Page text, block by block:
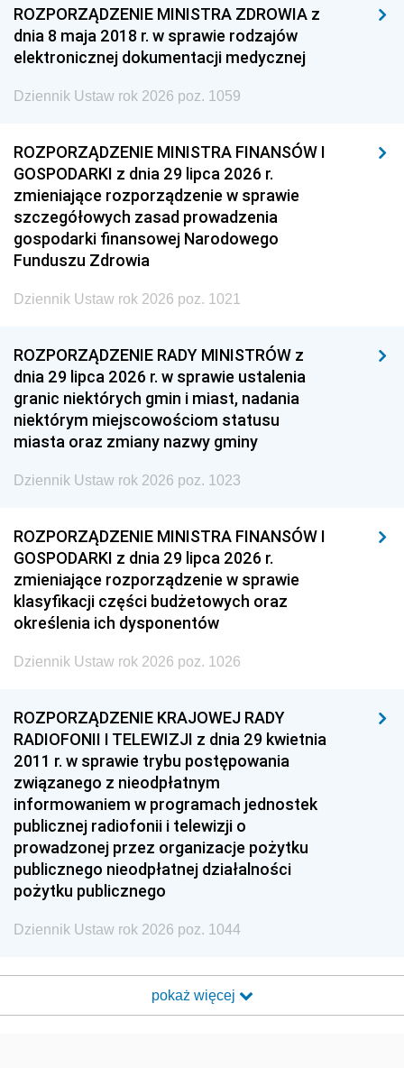
ROZPORZĄDZENIE MINISTRA ZDROWIA z
dnia 8 maja 2018 r. w sprawie rodzajów
elektronicznej dokumentacji medycznej
Dziennik Ustaw rok 2026 poz. 1059
ROZPORZĄDZENIE MINISTRA FINANSÓW I
GOSPODARKI z dnia 29 lipca 2026 r.
zmieniające rozporządzenie w sprawie
szczegółowych zasad prowadzenia
gospodarki finansowej Narodowego
Funduszu Zdrowia
Dziennik Ustaw rok 2026 poz. 1021
ROZPORZĄDZENIE RADY MINISTRÓW z
dnia 29 lipca 2026 r. w sprawie ustalenia
granic niektórych gmin i miast, nadania
niektórym miejscowościom statusu
miasta oraz zmiany nazwy gminy
Dziennik Ustaw rok 2026 poz. 1023
ROZPORZĄDZENIE MINISTRA FINANSÓW I
GOSPODARKI z dnia 29 lipca 2026 r.
zmieniające rozporządzenie w sprawie
klasyfikacji części budżetowych oraz
określenia ich dysponentów
Dziennik Ustaw rok 2026 poz. 1026
ROZPORZĄDZENIE KRAJOWEJ RADY
RADIOFONII I TELEWIZJI z dnia 29 kwietnia
2011 r. w sprawie trybu postępowania
związanego z nieodpłatnym
informowaniem w programach jednostek
publicznej radiofonii i telewizji o
prowadzonej przez organizacje pożytku
publicznego nieodpłatnej działalności
pożytku publicznego
Dziennik Ustaw rok 2026 poz. 1044
pokaż więcej